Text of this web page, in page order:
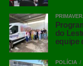
do
equipe
POLÍCIA